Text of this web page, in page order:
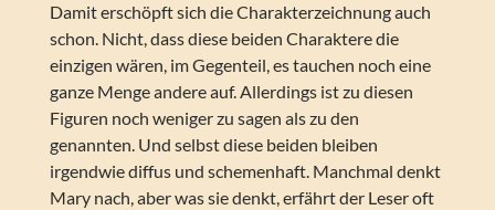
Damit erschöpft sich die Charakterzeichnung auch
schon. Nicht, dass diese beiden Charaktere die
einzigen wären, im Gegenteil, es tauchen noch eine
ganze Menge andere auf. Allerdings ist zu diesen
Figuren noch weniger zu sagen als zu den
genannten. Und selbst diese beiden bleiben
irgendwie diffus und schemenhaft. Manchmal denkt
Mary nach, aber was sie denkt, erfährt der Leser oft